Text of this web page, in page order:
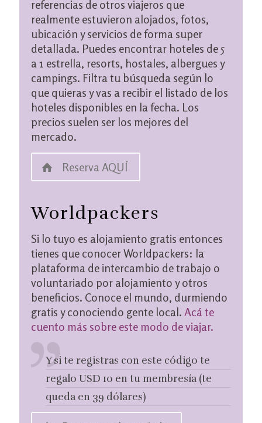
referencias de otros viajeros que
realmente estuvieron alojados, fotos,
ubicación y servicios de forma super
detallada. Puedes encontrar hoteles de 5
a 1 estrella, resorts, hostales, albergues y
campings. Filtra tu búsqueda según lo
que quieras y vas a recibir el listado de los
hoteles disponibles en la fecha. Los
precios suelen ser los mejores del
mercado.
Reserva AQUÍ
Worldpackers
Si lo tuyo es alojamiento gratis entonces
tienes que conocer Worldpackers: la
plataforma de intercambio de trabajo o
voluntariado por alojamiento y otros
beneficios. Conoce el mundo, durmiendo
gratis y conociendo gente local. Acá te
cuento más sobre este modo de viajar.
Y si te registras con este código te
regalo USD 10 en tu membresía (te
queda en 39 dólares)